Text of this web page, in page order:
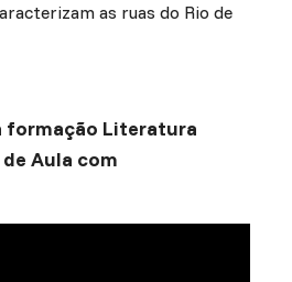
as ruas do Rio de
formação Literatura
Aula com